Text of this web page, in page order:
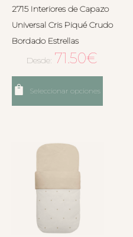
2715 Interiores de Capazo
Universal Cris Piqué Crudo
Bordado Estrellas
Desde: 71.50€
Seleccionar opciones